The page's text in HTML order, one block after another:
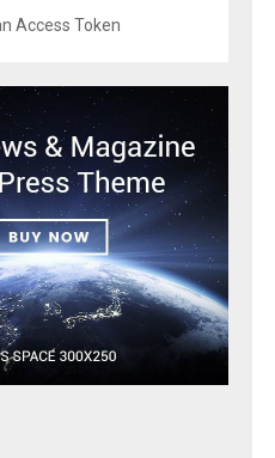
Access Token